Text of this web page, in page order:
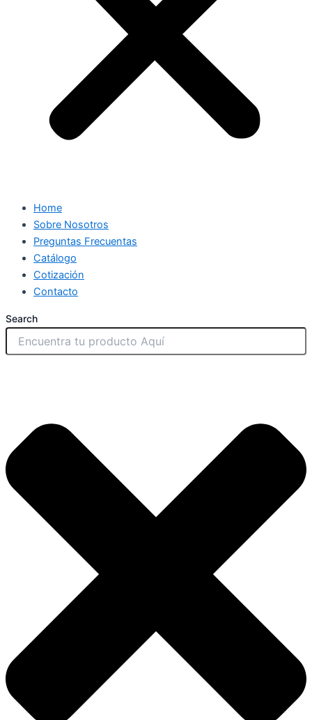
Home
Sobre Nosotros
Preguntas Frecuentas
Catálogo
Cotización
Contacto
Search